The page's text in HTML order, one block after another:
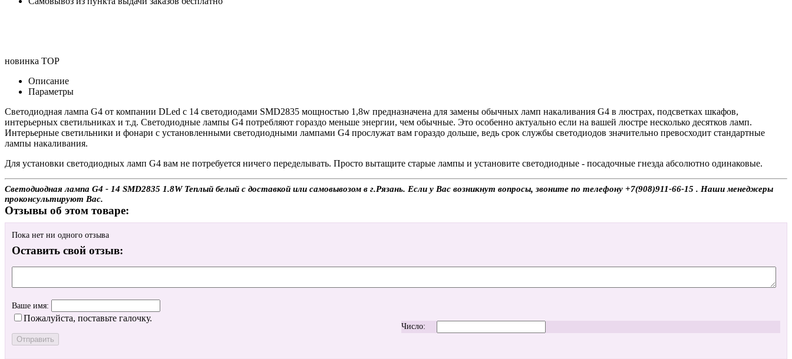
новинка TOP
Описание
Параметры
Светодиодная лампа G4 от компании DLed с 14 светодиодами SMD2835 мощностью 1,8w предназначена для замены обычных ламп накаливания G4 в люстрах, подсветках шкафов,
интерьерных светильниках и т.д. Светодиодные лампы G4 потребляют гораздо меньше энергии, чем обычные. Это особенно актуально если на вашей люстре несколько десятков ламп.
Интерьерные светильники и фонари с установленными светодиодными лампами G4 прослужат вам гораздо дольше, ведь срок службы светодиодов значительно превосходит стандартные
лампы накаливания.
Для установки светодиодных ламп G4 вам не потребуется ничего переделывать. Просто вытащите старые лампы и установите светодиодные - посадочные гнезда абсолютно одинаковые.
Светодиодная лампа G4 - 14 SMD2835 1.8W Теплый белый с доставкой или самовывозом в г.Рязань. Если у Вас возникнут вопросы, звоните по телефону +7(908)911-66-15 . Наши менеджеры
проконсультируют Вас.
Отзывы об этом товаре:
Пока нет ни одного отзыва
Оставить свой отзыв:
Ваше имя:
Пожалуйста, поставьте галочку.
Число: